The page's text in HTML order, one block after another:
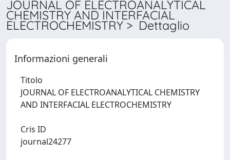
JOURNAL OF ELECTROANALYTICAL
CHEMISTRY AND INTERFACIAL
ELECTROCHEMISTRY > Dettaglio
Informazioni generali
Titolo
JOURNAL OF ELECTROANALYTICAL CHEMISTRY
Cris ID